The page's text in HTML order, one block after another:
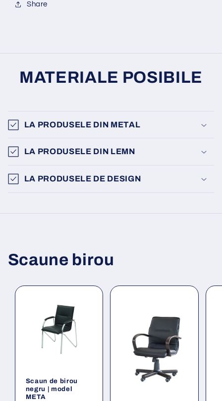
Share
MATERIALE POSIBILE
LA PRODUSELE DIN METAL
LA PRODUSELE DIN LEMN
LA PRODUSELE DE DESIGN
Scaune birou
Scaun de birou
negru | model
META